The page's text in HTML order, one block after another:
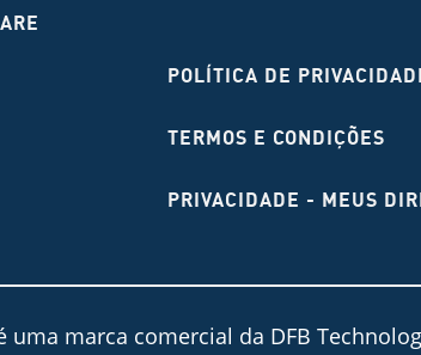
POLÍTICA DE
TERMOS E CONDIÇÕES
PRIVACIDADE - MEUS
marca comercial da DFB